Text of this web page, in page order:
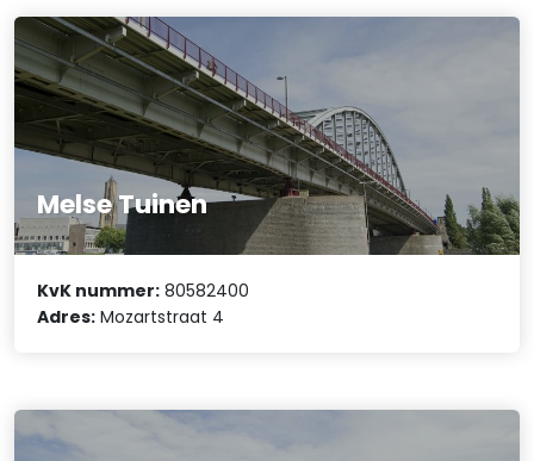
Melse Tuinen
KvK nummer: 80582400
Adres: Mozartstraat 4